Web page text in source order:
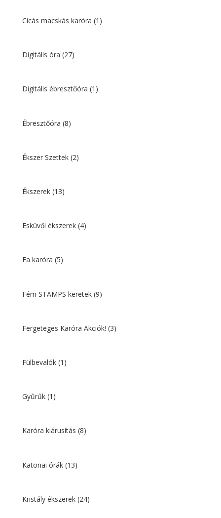
Cicás macskás karóra (1)
Digitális óra (27)
Digitális ébresztőóra (1)
Ébresztőóra (8)
Ékszer Szettek (2)
Ékszerek (13)
Esküvői ékszerek (4)
Fa karóra (5)
Fém STAMPS keretek (9)
Fergeteges Karóra Akciók! (3)
Fülbevalók (1)
Gyűrűk (1)
Karóra kiárusítás (8)
Katonai órák (13)
Kristály ékszerek (24)